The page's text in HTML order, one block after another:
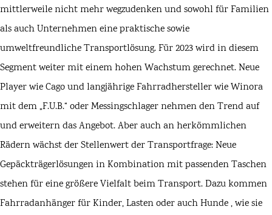
mittlerweile nicht mehr wegzudenken und sowohl für Familien
als auch Unternehmen eine praktische sowie
umweltfreundliche Transportlösung. Für 2023 wird in diesem
Segment weiter mit einem hohen Wachstum gerechnet. Neue
Player wieCagound langjährige Fahrradhersteller wie Winora
mit dem „F.U.B.“ oderMessingschlagernehmen den Trend auf
und erweitern das Angebot. Aber auch an herkömmlichen
Rädern wächst der Stellenwert der Transportfrage: Neue
Gepäckträgerlösungen in Kombination mit passenden Taschen
stehen für eine größere Vielfalt beim Transport. Dazu kommen
Fahrradanhänger fürKinder,Lastenoder auchHunde, wie sie